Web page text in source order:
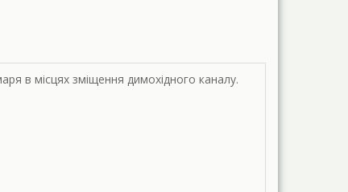
в місцях зміщення димохідного каналу.